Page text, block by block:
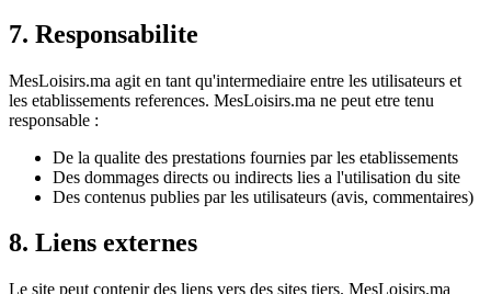
7. Responsabilite
MesLoisirs.ma agit en tant qu'intermediaire entre les utilisateurs et
les etablissements references. MesLoisirs.ma ne peut etre tenu
responsable :
De la qualite des prestations fournies par les etablissements
Des dommages directs ou indirects lies a l'utilisation du site
Des contenus publies par les utilisateurs (avis, commentaires)
8. Liens externes
Le site peut contenir des liens vers des sites tiers. MesLoisirs.ma